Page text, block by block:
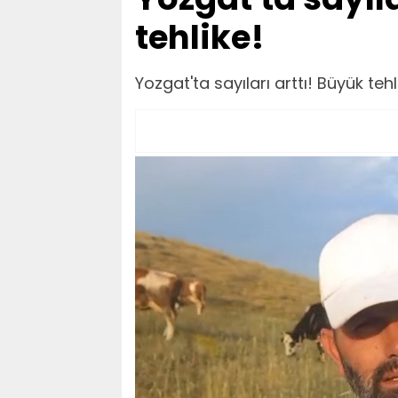
tehlike!
Yozgat'ta sayıları arttı! Büyük